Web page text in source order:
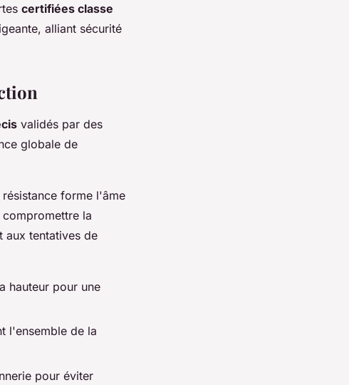
certifiées classe
alliant sécurité
validés par des
globale de
forme l'âme
la
aux tentatives de
hauteur pour une
l'ensemble de la
pour éviter